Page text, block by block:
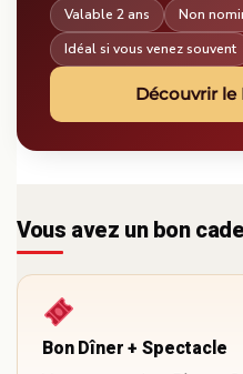
Valable 2 ans Non
Idéal si vous venez souvent
Découvrir le
Vous avez un bon
Bon Dîner + Spectacle